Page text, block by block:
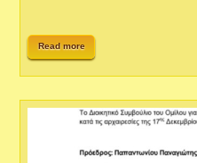
Read more